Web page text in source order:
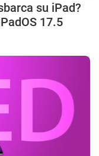
su iPad?
17.5